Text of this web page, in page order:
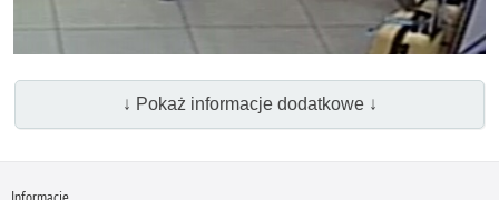
↓ Pokaż informacje dodatkowe ↓